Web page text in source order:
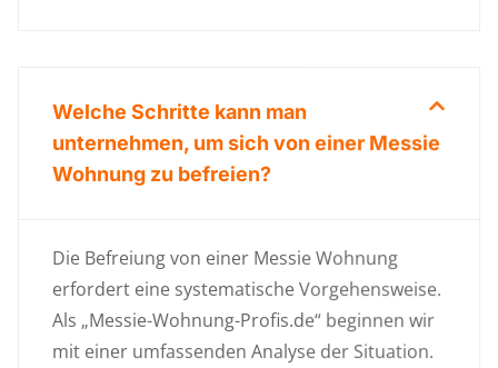
Welche Schritte kann man
unternehmen, um sich von einer Messie
Wohnung zu befreien?
Die Befreiung von einer Messie Wohnung
erfordert eine systematische Vorgehensweise.
Als „Messie-Wohnung-Profis.de“ beginnen wir
mit einer umfassenden Analyse der Situation.